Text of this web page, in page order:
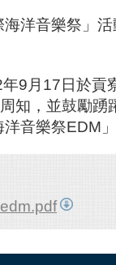
洋音樂祭」
9月17日於貢
知，並鼓勵踴
音樂祭EDM